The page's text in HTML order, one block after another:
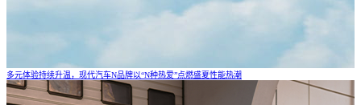
多元体验持续升温，现代汽车N品牌以“N种热爱”点燃盛夏性能热潮